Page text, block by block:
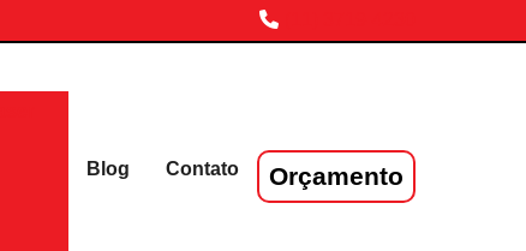
Blog Contato Orçamento